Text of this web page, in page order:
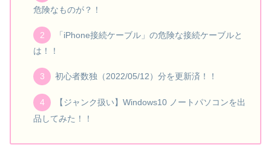
危険なものが？！
「iPhone接続ケーブル」の危険な接続ケーブルと
は！！
初心者数独（2022/05/12）分を更新済！！
【ジャンク扱い】Windows10 ノートパソコンを出
品してみた！！